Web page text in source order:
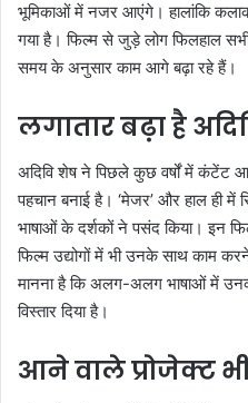
भूमिकाओं में नजर आएंगे। हालांकि
गया है। फिल्म से जुड़े लोग फिलहाल सभी
समय के अनुसार काम आगे बढ़ा रहे हैं।
लगातार बढ़ा है
अदिवि शेष ने पिछले कुछ वर्षों में कंटेंट
पहचान बनाई है। ‘मेजर’ और हाल ही में
भाषाओं के दर्शकों ने पसंद किया। इन
फिल्म उद्योगों में भी उनके साथ काम
मानना है कि अलग-अलग भाषाओं में
विस्तार दिया है।
आने वाले प्रोजेक्ट